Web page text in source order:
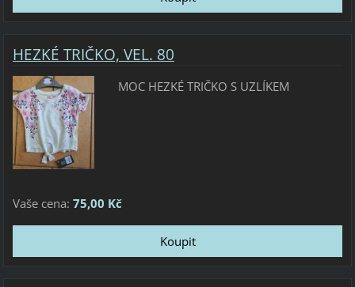
HEZKÉ TRIČKO, VEL. 80
MOC HEZKÉ TRIČKO S UZLÍKEM
Vaše cena: 75,00 Kč